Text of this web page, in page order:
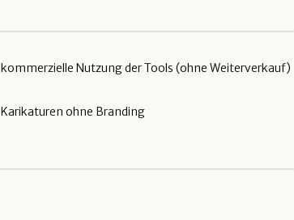
kommerzielle Nutzung der Tools (ohne Weiterverkauf)
Karikaturen ohne Branding